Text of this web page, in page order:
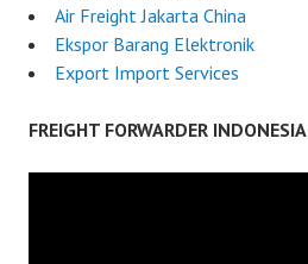
Air Freight Jakarta China
Ekspor Barang Elektronik
Export Import Services
FREIGHT FORWARDER INDONESIA